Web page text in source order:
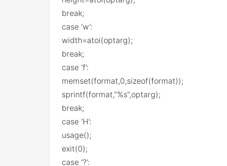
break;
case ‘w’:
width=atoi(optarg);
break;
case ‘f’:
memset(format,0,sizeof(format));
sprintf(format,”%s”,optarg);
break;
case ‘H’:
usage();
exit(0);
case ‘?’: